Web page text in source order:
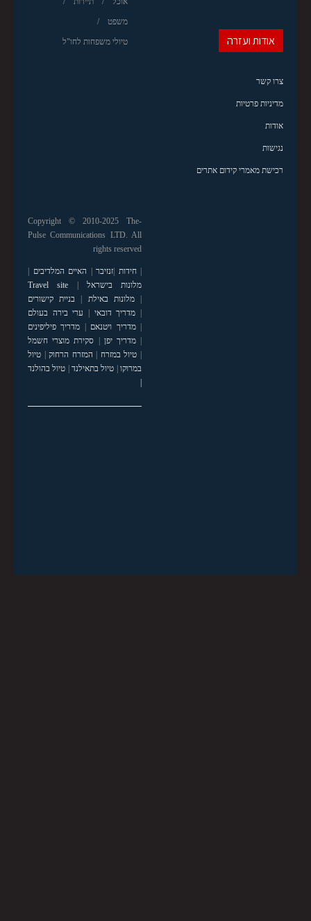
משפט
טיולי משפחות לחו"ל אודות ועזרה
צרו קשר
מדיניות פרטיות
אודות
נגישות
רכישת מאמרי קידום אתרים
Copyright © 2010-2025 The-
Pulse Communications LTD. All
rights reserved
|חידות |זנזיבר | האיים המלדיבים |
מלונות בישראל |
Travel site
|מלונות באילת | בניית קישורים
| מדריך דובאי | ערי בירה בעולם
|מדריך ויטנאם | מדריך פיליפינים
|מדריך יפן | סקירת מוצרי חשמל
| טיול במזרח | המזרח הרחוק| טיול
במרוקו| טיול בתאילנד| טיול בהולנד
|